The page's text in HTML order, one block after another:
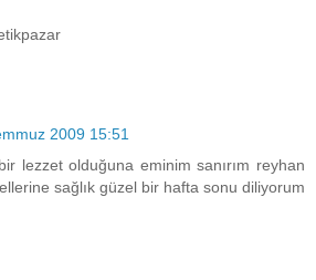
2009 15:51
lezzet olduğuna eminim sanırım reyhan
sağlık güzel bir hafta sonu diliyorum